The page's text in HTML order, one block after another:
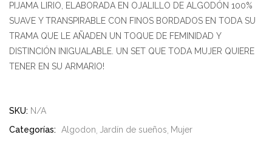
PIJAMA LIRIO, ELABORADA EN OJALILLO DE ALGODÓN 100%
SUAVE Y TRANSPIRABLE CON FINOS BORDADOS EN TODA SU
TRAMA QUE LE AÑADEN UN TOQUE DE FEMINIDAD Y
DISTINCIÓN INIGUALABLE. UN SET QUE TODA MUJER QUIERE
TENER EN SU ARMARIO!
SKU: N/A
Categorías:
Algodon Jardín de sueños Mujer